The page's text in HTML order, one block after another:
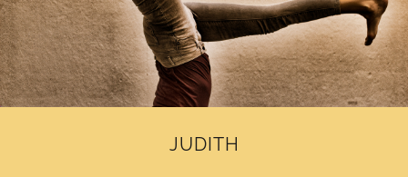
JUDITH